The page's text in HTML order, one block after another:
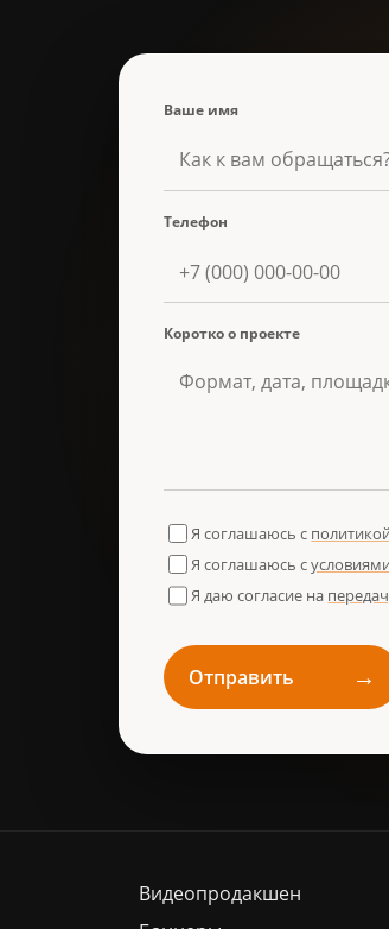
Ваше имя
Телефон
Коротко о проекте
Я соглашаюсь с
Я соглашаюсь с
Я даю согласие на
Отправить →
Видеопродакшен